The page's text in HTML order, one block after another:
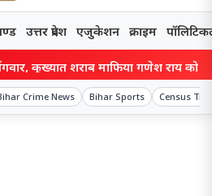
उत्तर प्रदेश एजुकेशन क्राइम
कुख्यात शराब माफिया गणेश राय को
Crime News Bihar Sports Census